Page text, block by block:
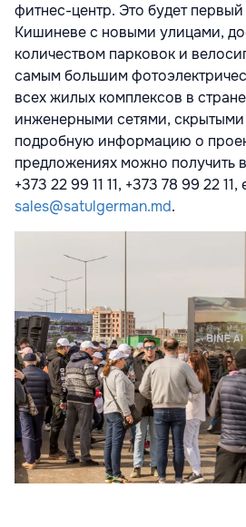
фитнес-центр. Это будет
Кишиневе с новыми улицами,
количеством парковок и
самым большим
всех жилых комплексов в
инженерными сетями,
подробную информацию о
предложениях можно получить
+373 22 99 11 11, +373 78 99 22 11,
sales@satulgerman.md.